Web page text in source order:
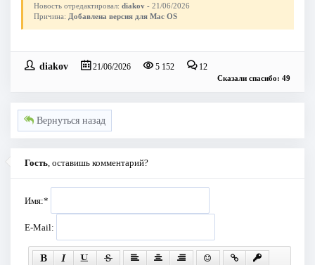
Новость отредактировал: diakov- 21/06/2026
Причина: Добавлена версия для Mac OS
diakov 21/06/2026 5 152 12
Сказали спасибо: 49
Вернуться назад
Гость, оставишь комментарий?
Имя:*
E-Mail: